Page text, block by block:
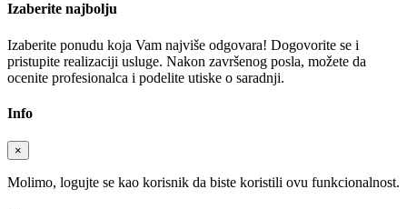
Izaberite najbolju
Izaberite ponudu koja Vam najviše odgovara! Dogovorite se i
pristupite realizaciji usluge. Nakon završenog posla, možete da
ocenite profesionalca i podelite utiske o saradnji.
Info
×
Molimo, logujte se kao korisnik da biste koristili ovu funkcionalnost.